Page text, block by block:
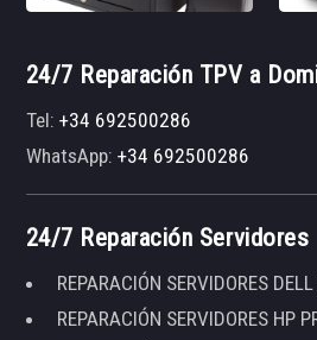
24/7 Reparación TPV a
Tel:+34 692500286
WhatsApp:+34 692500286
24/7 Reparación Servidores
REPARACIÓN SERVIDORES
REPARACIÓN SERVIDORES HP